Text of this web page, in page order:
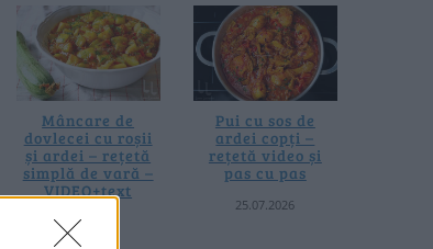
Mâncare de
dovlecei cu roșii
și ardei – rețetă
simplă de vară –
VIDEO+text
28.07.2026
Pui cu sos de
ardei copți –
rețetă video și
pas cu pas
25.07.2026